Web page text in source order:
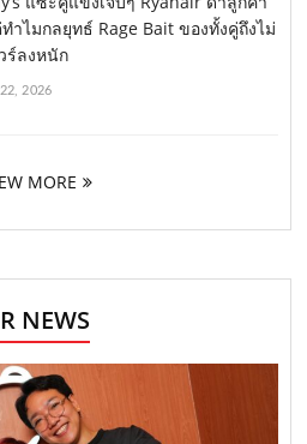
ำไมกลยุทธ์ Rage Bait ของทั้งคู่ถึงไม่
ร์ลงหนัก
2026
MORE
NEWS